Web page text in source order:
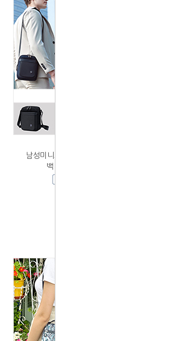
남성미니크로스백 소형크로스
백 메신저 (k688)